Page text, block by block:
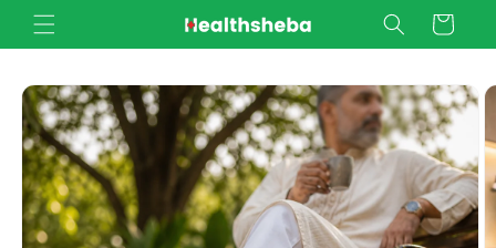
Skip to
content
Cart
Skip to
product
information